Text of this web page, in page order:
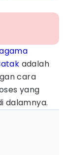
adalah
cara
yang
dalamnya.